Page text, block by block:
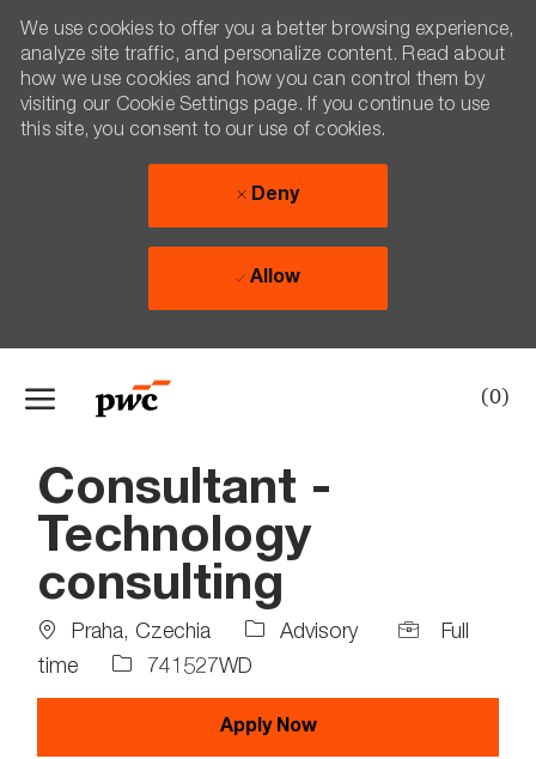
(0)
We use cookies to offer you a better browsing experience,
analyze site traffic, and personalize content. Read about
how we use cookies and how you can control them by
visiting our Cookie Settings page. If you continue to use
this site, you consent to our use of cookies.
Deny
Allow
Consultant -
Technology
consulting
Location
Praha, Czechia Advisory
Job
Full
time
Job
Id
741527WD
Apply Now